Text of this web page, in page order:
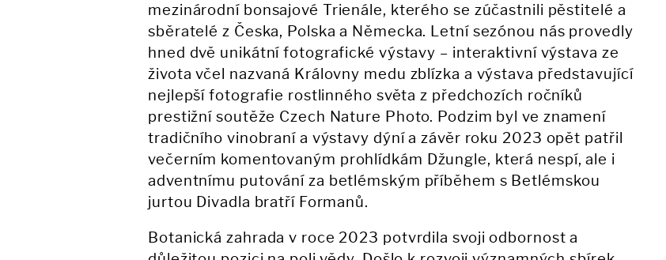
mezinárodní bonsajové Trienále, kterého se zúčastnili pěstitelé a
sběratelé z Česka, Polska a Německa. Letní sezónou nás provedly
hned dvě unikátní fotografické výstavy – interaktivní výstava ze
života včel nazvaná Královny medu zblízka a výstava představující
nejlepší fotografie rostlinného světa z předchozích ročníků
prestižní soutěže Czech Nature Photo. Podzim byl ve znamení
tradičního vinobraní a výstavy dýní a závěr roku 2023 opět patřil
večerním komentovaným prohlídkám Džungle, která nespí, ale i
adventnímu putování za betlémským příběhem s Betlémskou
jurtou Divadla bratří Formanů.
Botanická zahrada v roce 2023 potvrdila svoji odbornost a